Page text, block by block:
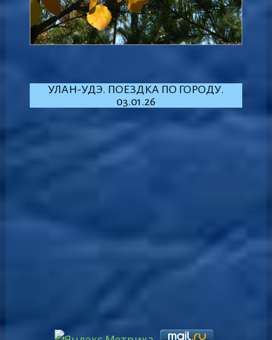
УЛАН-УДЭ. ПОЕЗДКА ПО ГОРОДУ.
03.01.26